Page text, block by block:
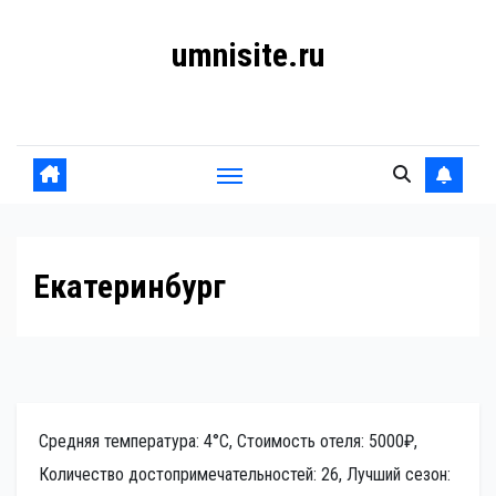
umnisite.ru
Екатеринбург
Средняя температура: 4°C, Стоимость отеля: 5000₽,
Количество достопримечательностей: 26, Лучший сезон: